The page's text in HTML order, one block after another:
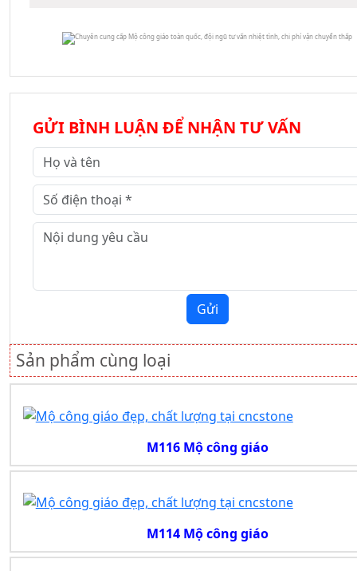
GỬI BÌNH LUẬN ĐỂ NHẬN TƯ VẤN
Gửi
Sản phẩm cùng loại
M116 Mộ công giáo
M114 Mộ công giáo